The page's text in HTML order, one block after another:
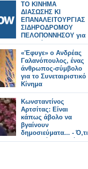
ΤΟ ΚΙΝΗΜΑ
ΔΙΑΣΩΣΗΣ ΚΙ
ΕΠΑΝΑΛΕΙΤΟΥΡΓΙΑΣ
ΣΙΔΗΡΟΔΡΟΜΟΥ
ΠΕΛΟΠΟΝΝΗΣΟΥ για
τη μεθόδευση
μετατροπής της
μετρικής γραμμής σε
ποδηλατόδρομο!
«'Εφυγε» ο Ανδρέας
Γαλανόπουλος, ένας
άνθρωπος-σύμβολο
για το Συνεταιριστικό
Κίνημα
Κωνσταντίνος
Αρτσίτας: Είναι
κάπως άβολο να
βγαίνουν
δημοσιεύματα... - Ό,τι
και να κάνει η Ελένη